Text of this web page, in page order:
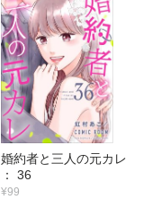
婚約者と三人の元カレ
： 36
¥99